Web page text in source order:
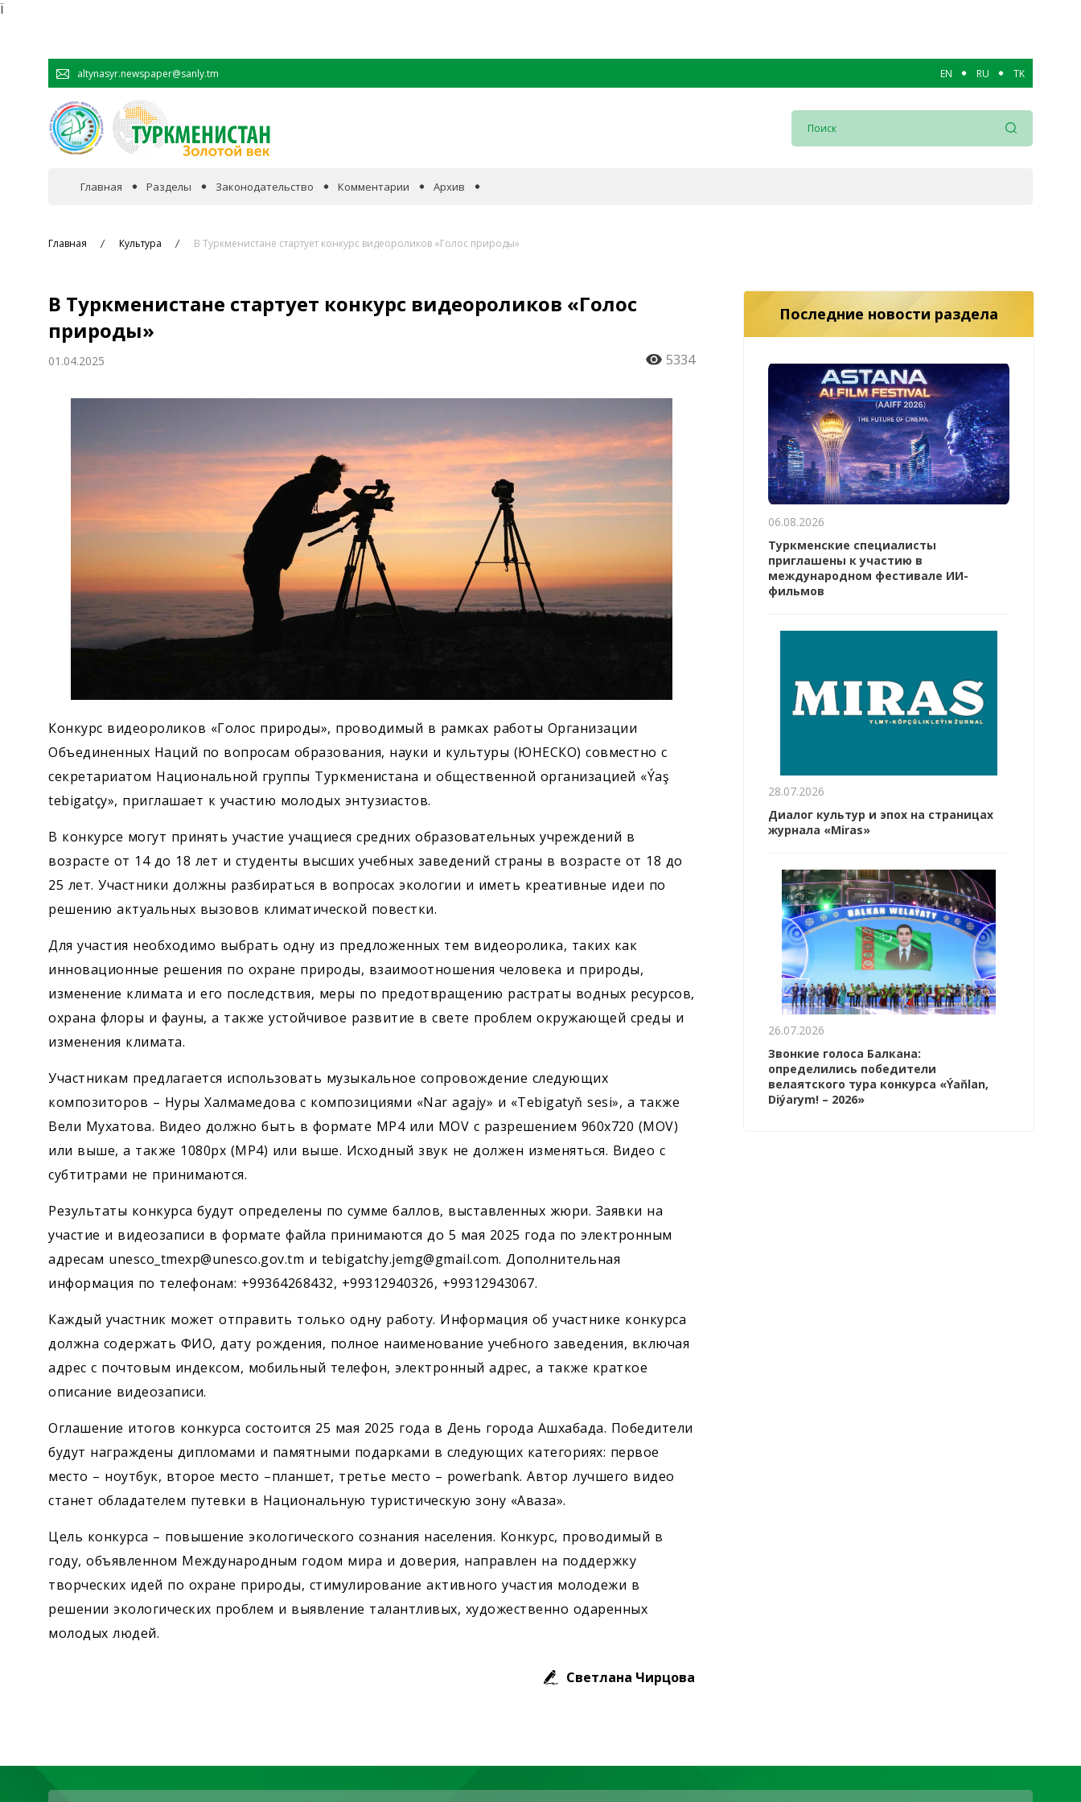
Ï
altynasyr.newspaper@sanly.tm EN RU TK
Главная Разделы
Культура
Законодательство Комментарии Архив
Главная Культура В Туркменистане стартует конкурс видеороликов «Голос природы»
В Туркменистане стартует конкурс видеороликов «Голос
природы»
01.04.2025 5334
Конкурс видеороликов «Голос природы», проводимый в рамках работы Организации
Объединенных Наций по вопросам образования, науки и культуры (ЮНЕСКО) совместно с
секретариатом Национальной группы Туркменистана и общественной организацией «Ýaş
tebigatçy», приглашает к участию молодых энтузиастов.
В конкурсе могут принять участие учащиеся средних образовательных учреждений в
возрасте от 14 до 18 лет и студенты высших учебных заведений страны в возрасте от 18 до
25 лет. Участники должны разбираться в вопросах экологии и иметь креативные идеи по
решению актуальных вызовов климатической повестки.
Для участия необходимо выбрать одну из предложенных тем видеоролика, таких как
инновационные решения по охране природы, взаимоотношения человека и природы,
изменение климата и его последствия, меры по предотвращению растраты водных ресурсов,
охрана флоры и фауны, а также устойчивое развитие в свете проблем окружающей среды и
изменения климата.
Участникам предлагается использовать музыкальное сопровождение следующих
композиторов – Нуры Халмамедова с композициями «Nar agajy» и «Tebigatyň sesi», а также
Вели Мухатова. Видео должно быть в формате MP4 или MOV с разрешением 960x720 (MOV)
или выше, а также 1080px (MP4) или выше. Исходный звук не должен изменяться. Видео с
субтитрами не принимаются.
Результаты конкурса будут определены по сумме баллов, выставленных жюри. Заявки на
участие и видеозаписи в формате файла принимаются до 5 мая 2025 года по электронным
адресам unesco_tmexp@unesco.gov.tm и tebigatchy.jemg@gmail.com. Дополнительная
информация по телефонам: +99364268432, +99312940326, +99312943067.
Каждый участник может отправить только одну работу. Информация об участнике конкурса
должна содержать ФИО, дату рождения, полное наименование учебного заведения, включая
адрес с почтовым индексом, мобильный телефон, электронный адрес, а также краткое
описание видеозаписи.
Оглашение итогов конкурса состоится 25 мая 2025 года в День города Ашхабада. Победители
будут награждены дипломами и памятными подарками в следующих категориях: первое
место – ноутбук, второе место –планшет, третье место – powerbank. Автор лучшего видео
станет обладателем путевки в Национальную туристическую зону «Аваза».
Цель конкурса – повышение экологического сознания населения. Конкурс, проводимый в
году, объявленном Международным годом мира и доверия, направлен на поддержку
творческих идей по охране природы, стимулирование активного участия молодежи в
решении экологических проблем и выявление талантливых, художественно одаренных
молодых людей.
Светлана Чирцова
Последние новости раздела
06.08.2026
Туркменские специалисты
приглашены к участию в
международном фестивале ИИ-
фильмов
28.07.2026
Диалог культур и эпох на страницах
журнала «Miras»
26.07.2026
Звонкие голоса Балкана:
определились победители
велаятского тура конкурса «Ýaňlan,
Diýarym! – 2026»